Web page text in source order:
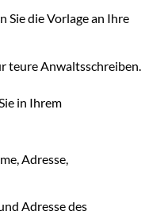
Sie die Vorlage an Ihre
teure Anwaltsschreiben.
in Ihrem
Adresse,
Adresse des